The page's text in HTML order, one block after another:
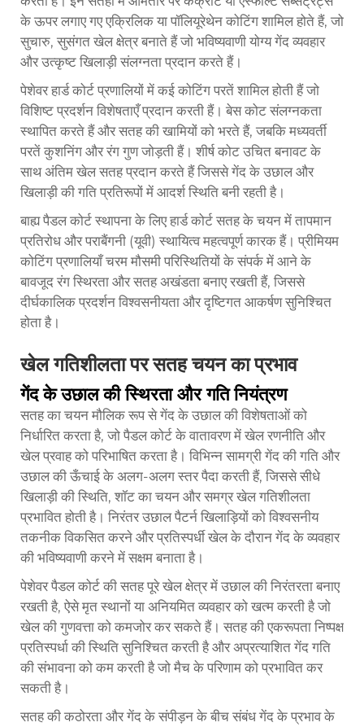
के ऊपर लगाए गए एक्रिलिक या पॉलियूरेथेन कोटिंग शामिल होते हैं, जो
सुचारु, सुसंगत खेल क्षेत्र बनाते हैं जो भविष्यवाणी योग्य गेंद व्यवहार
और उत्कृष्ट खिलाड़ी संलग्नता प्रदान करते हैं।
पेशेवर हार्ड कोर्ट प्रणालियों में कई कोटिंग परतें शामिल होती हैं जो
विशिष्ट प्रदर्शन विशेषताएँ प्रदान करती हैं। बेस कोट संलग्नकता
स्थापित करते हैं और सतह की खामियों को भरते हैं, जबकि मध्यवर्ती
परतें कुशनिंग और रंग गुण जोड़ती हैं। शीर्ष कोट उचित बनावट के
साथ अंतिम खेल सतह प्रदान करते हैं जिससे गेंद के उछाल और
खिलाड़ी की गति प्रतिरूपों में आदर्श स्थिति बनी रहती है।
बाह्य पैडल कोर्ट स्थापना के लिए हार्ड कोर्ट सतह के चयन में तापमान
प्रतिरोध और पराबैंगनी (यूवी) स्थायित्व महत्वपूर्ण कारक हैं। प्रीमियम
कोटिंग प्रणालियाँ चरम मौसमी परिस्थितियों के संपर्क में आने के
बावजूद रंग स्थिरता और सतह अखंडता बनाए रखती हैं, जिससे
दीर्घकालिक प्रदर्शन विश्वसनीयता और दृष्टिगत आकर्षण सुनिश्चित
होता है।
खेल गतिशीलता पर सतह चयन का प्रभाव
गेंद के उछाल की स्थिरता और गति नियंत्रण
सतह का चयन मौलिक रूप से गेंद के उछाल की विशेषताओं को
निर्धारित करता है, जो पैडल कोर्ट के वातावरण में खेल रणनीति और
खेल प्रवाह को परिभाषित करता है। विभिन्न सामग्री गेंद की गति और
उछाल की ऊँचाई के अलग-अलग स्तर पैदा करती हैं, जिससे सीधे
खिलाड़ी की स्थिति, शॉट का चयन और समग्र खेल गतिशीलता
प्रभावित होती है। निरंतर उछाल पैटर्न खिलाड़ियों को विश्वसनीय
तकनीक विकसित करने और प्रतिस्पर्धी खेल के दौरान गेंद के व्यवहार
की भविष्यवाणी करने में सक्षम बनाता है।
पेशेवर पैडल कोर्ट की सतह पूरे खेल क्षेत्र में उछाल की निरंतरता बनाए
रखती है, ऐसे मृत स्थानों या अनियमित व्यवहार को खत्म करती है जो
खेल की गुणवत्ता को कमजोर कर सकते हैं। सतह की एकरूपता निष्पक्ष
प्रतिस्पर्धा की स्थिति सुनिश्चित करती है और अप्रत्याशित गेंद गति
की संभावना को कम करती है जो मैच के परिणाम को प्रभावित कर
सकती है।
सतह की कठोरता और गेंद के संपीड़न के बीच संबंध गेंद के प्रभाव के